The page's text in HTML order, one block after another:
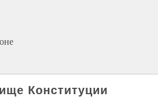
Конституции